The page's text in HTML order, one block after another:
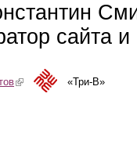
сайта
(link is external)«Три-В»